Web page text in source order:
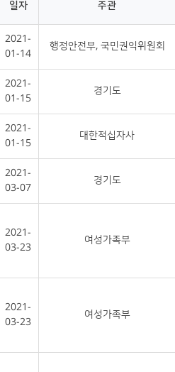
일자 주관
2021-
01-14
행정안전부, 국민권익위원회
2021-
01-15
경기도
2021-
01-15
대한적십자사
2021-
03-07
경기도
2021-
03-23
여성가족부
2021-
03-23
여성가족부